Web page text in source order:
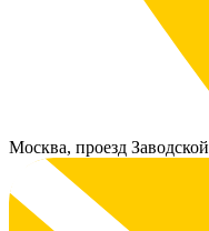
Москва, проезд